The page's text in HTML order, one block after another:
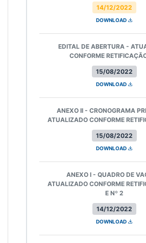
14/12/2022
DOWNLOAD
15/08/2022
EDITAL DE ABERTURA -
CONFORME
DOWNLOAD
15/08/2022
ANEXO II - CRONOGRAMA
ATUALIZADO CONFORME
DOWNLOAD
14/12/2022
ANEXO I - QUADRO DE
ATUALIZADO CONFORME
E Nº 2
DOWNLOAD